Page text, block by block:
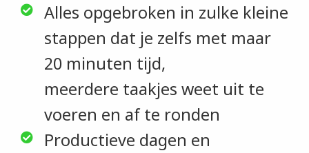
Alles opgebroken in zulke kleine
stappen dat je zelfs met maar
20 minuten tijd,
meerdere taakjes weet uit te
voeren en af te ronden
Productieve dagen en